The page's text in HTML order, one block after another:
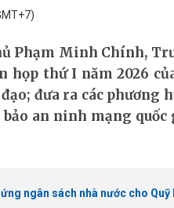
Phạm Minh Chính,
họp thứ I năm 2026
đưa ra các
an ninh mạng quốc
ngân sách nhà nước cho Quỹ